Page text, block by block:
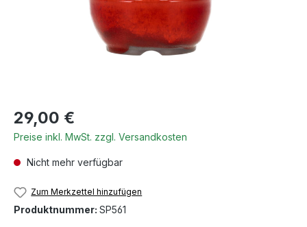
Regulärer Preis:
29,00 €
Preise inkl. MwSt. zzgl. Versandkosten
Nicht mehr verfügbar
Zum Merkzettel hinzufügen
Produktnummer: SP561